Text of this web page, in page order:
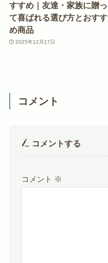
すすめ｜友達・家族に贈っ
て喜ばれる選び方とおすす
め商品
2025年12月17日
コメント
コメントする
コメント ※